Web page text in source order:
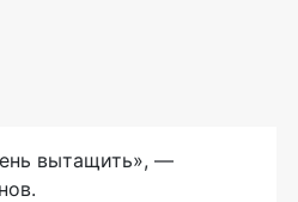
вытащить», —